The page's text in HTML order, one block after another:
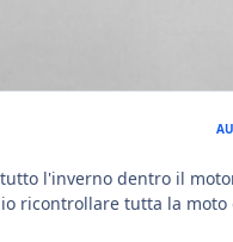
l'inverno dentro il
ricontrollare tutta la moto